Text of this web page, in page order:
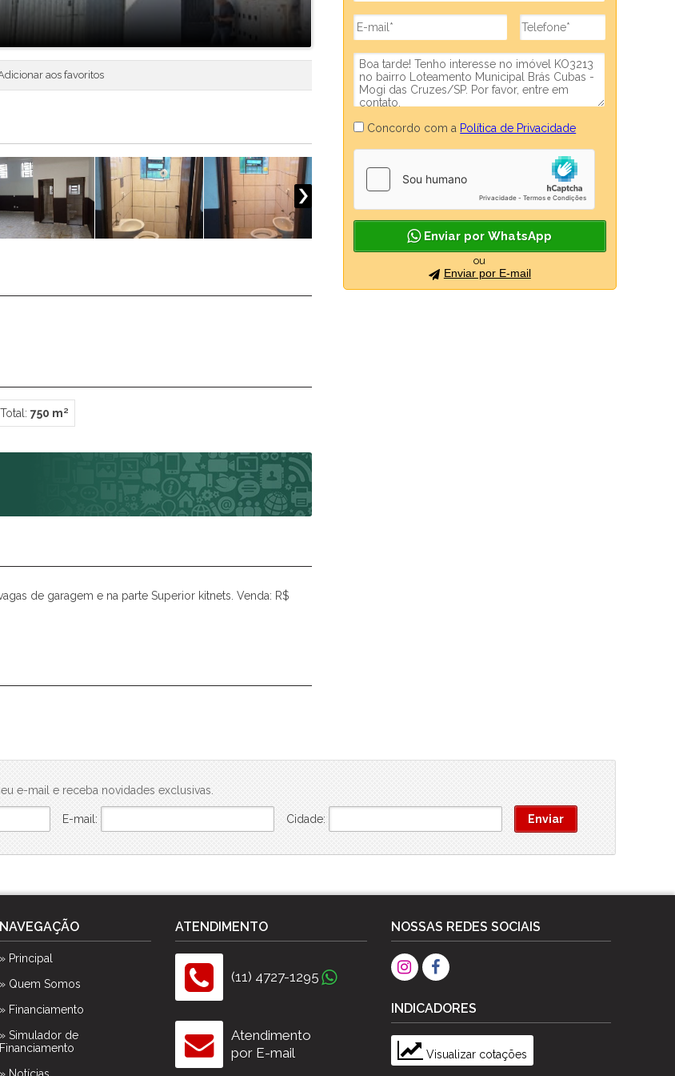
da Serra
Essence
Horizontes
- Mogi II
dos Pinheiros
Flat Hotel Residence
Sun
aos favoritos
750 m²
de garagem e na parte Superior kitnets. Venda: R$
Concordo com a Política de Privacidade
Enviar por WhatsApp
ou
Enviar por E-mail
e-mail e receba novidades exclusivas.
E-mail: Cidade:
NAVEGAÇÃO
» Principal
» Quem Somos
» Financiamento
» Simulador de
Financiamento
ATENDIMENTO
(11) 4727-1295
Atendimento
por E-mail
NOSSAS REDES SOCIAIS
INDICADORES
Visualizar cotações